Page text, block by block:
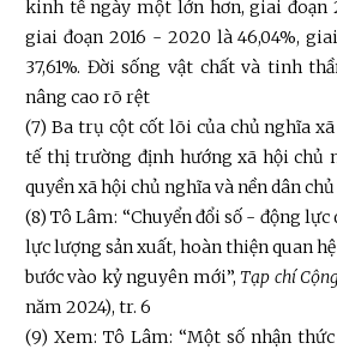
kinh tế ngày một lớn hơn, giai đoạn
giai đoạn 2016 - 2020 là 46,04%,
37,61%. Đời sống vật chất và tinh
nâng cao rõ rệt
(7) Ba trụ cột cốt lõi của chủ nghĩa
tế thị trường định hướng xã hội chủ
quyền xã hội chủ nghĩa và nền dân
(8) Tô Lâm: “Chuyển đổi số - động
lực lượng sản xuất, hoàn thiện quan
bước vào kỷ nguyên mới”,Tạp chí
năm 2024), tr. 6
(9) Xem: Tô Lâm: “Một số nhận